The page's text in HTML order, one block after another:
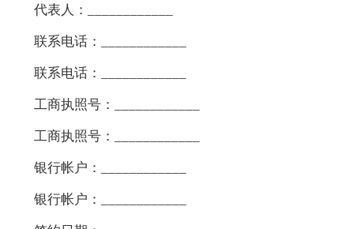
代表人：____________
联系电话：____________
联系电话：____________
工商执照号：____________
工商执照号：____________
银行帐户：____________
银行帐户：____________